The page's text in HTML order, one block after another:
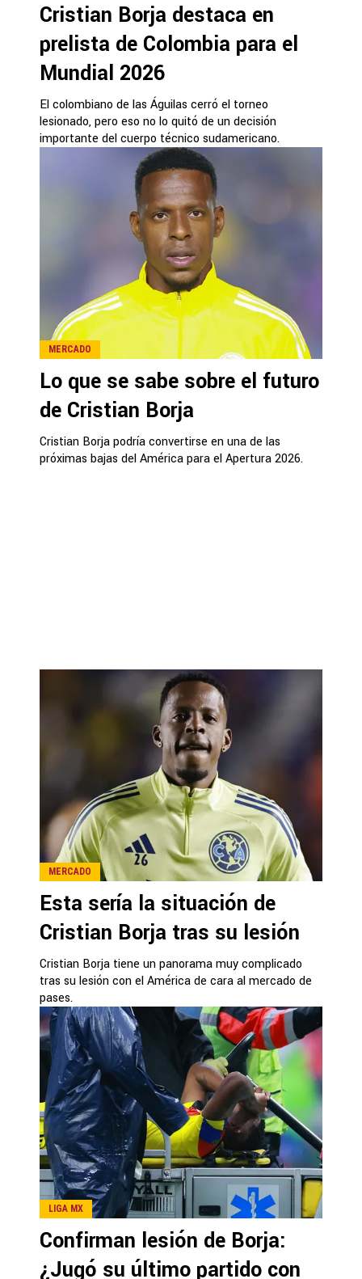
Cristian Borja destaca en
prelista de Colombia para el
Mundial 2026
El colombiano de las Águilas cerró el torneo
lesionado, pero eso no lo quitó de un decisión
importante del cuerpo técnico sudamericano.
MERCADO
Lo que se sabe sobre el futuro
de Cristian Borja
Cristian Borja podría convertirse en una de las
próximas bajas del América para el Apertura 2026.
MERCADO
Esta sería la situación de
Cristian Borja tras su lesión
Cristian Borja tiene un panorama muy complicado
tras su lesión con el América de cara al mercado de
pases.
LIGA MX
Confirman lesión de Borja:
¿Jugó su último partido con